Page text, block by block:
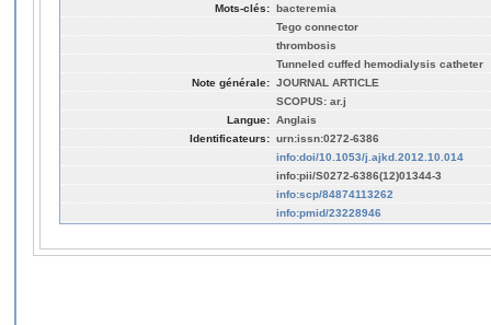
Mots-clés: bacteremia
Tego connector
thrombosis
Tunneled cuffed hemodialysis catheter
Note générale: JOURNAL ARTICLE
SCOPUS: ar.j
Langue: Anglais
Identificateurs: urn:issn:0272-6386
info:doi/10.1053/j.ajkd.2012.10.014
info:pii/S0272-6386(12)01344-3
info:scp/84874113262
info:pmid/23228946